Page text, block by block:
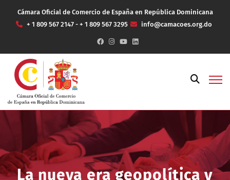
Cámara Oficial de Comercio de España en República Dominicana
+ 1 809 567 2147 - + 1 809 567 3295
info@camacoes.org.do
La nueva era geopolítica y